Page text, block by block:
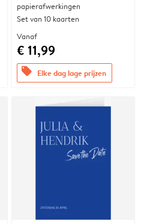
papierafwerkingen
Set van 10 kaarten
Vanaf
€ 11,99
offers Elke dag lage prijzen